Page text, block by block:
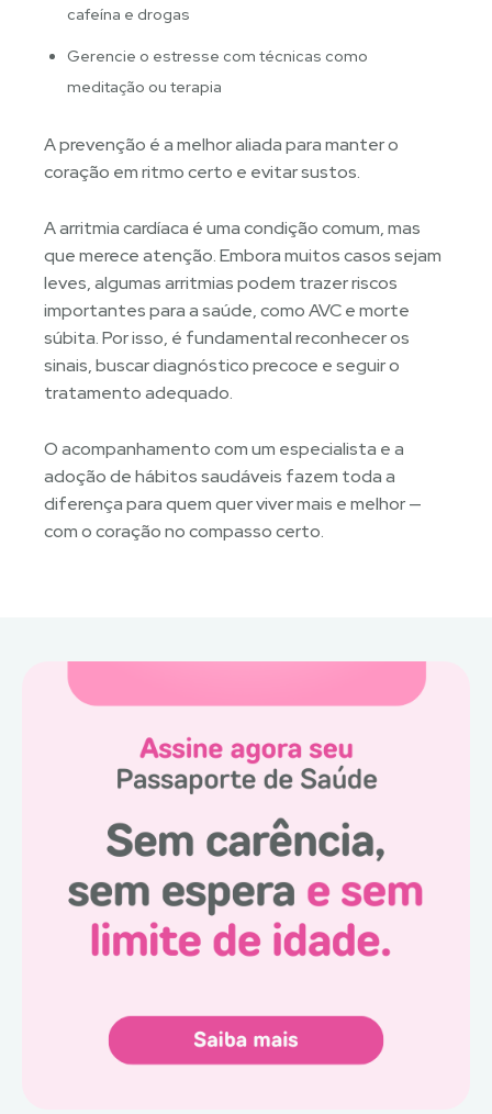
cafeína e drogas
Gerencie o estresse com técnicas como
meditação ou terapia
A prevenção é a melhor aliada para manter o
coração em ritmo certo e evitar sustos.
A arritmia cardíaca é uma condição comum, mas
que merece atenção. Embora muitos casos sejam
leves, algumas arritmias podem trazer riscos
importantes para a saúde, como AVC e morte
súbita. Por isso, é fundamental reconhecer os
sinais, buscar diagnóstico precoce e seguir o
tratamento adequado.
O acompanhamento com um especialista e a
adoção de hábitos saudáveis fazem toda a
diferença para quem quer viver mais e melhor —
com o coração no compasso certo.